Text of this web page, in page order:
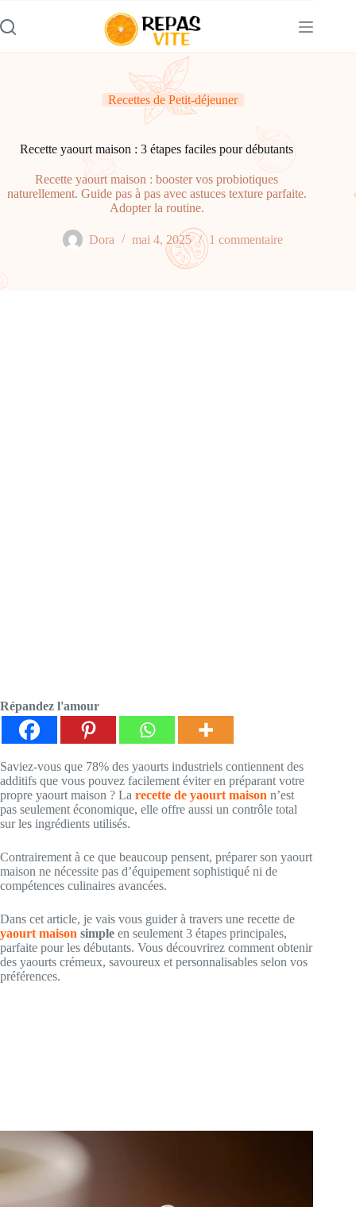
au
contenu
Recettes de Petit-déjeuner
Recette yaourt maison : 3 étapes faciles pour débutants
Recette yaourt maison : booster vos probiotiques
naturellement. Guide pas à pas avec astuces texture parfaite.
Adopter la routine.
Dora mai 4, 2025 1 commentaire
Répandez l'amour
Saviez-vous que 78% des yaourts industriels contiennent des
additifs que vous pouvez facilement éviter en préparant votre
propre yaourt maison ? La recette de yaourt maison n’est
pas seulement économique, elle offre aussi un contrôle total
sur les ingrédients utilisés.
Contrairement à ce que beaucoup pensent, préparer son yaourt
maison ne nécessite pas d’équipement sophistiqué ni de
compétences culinaires avancées.
Dans cet article, je vais vous guider à travers une recette de
yaourt maison simple en seulement 3 étapes principales,
parfaite pour les débutants. Vous découvrirez comment obtenir
des yaourts crémeux, savoureux et personnalisables selon vos
préférences.